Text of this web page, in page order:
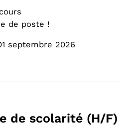
de poste !
septembre 2026
de scolarité (H/F)